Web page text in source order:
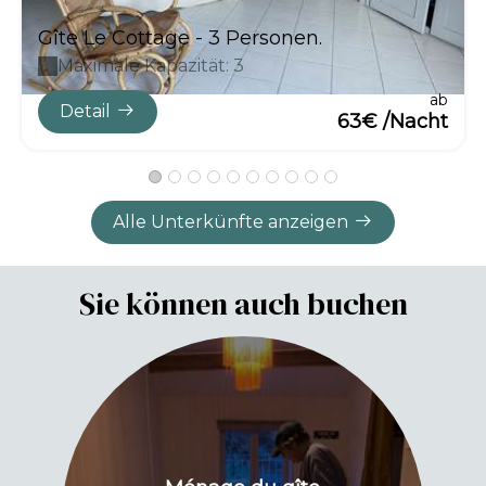
Gîte Le Cottage - 3 Personen.
Maximale Kapazität: 3
Detail
ab
63€ /Nacht
Alle Unterkünfte anzeigen
Sie können auch buchen